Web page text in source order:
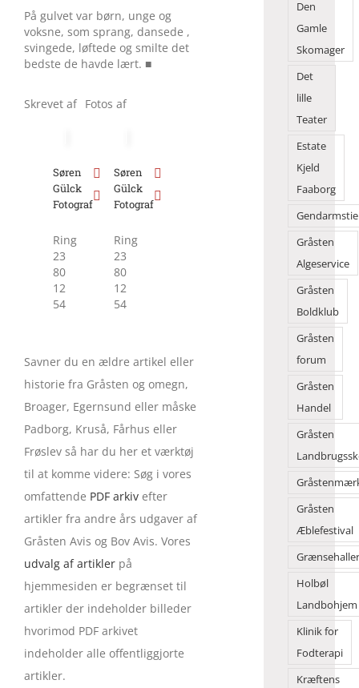
På gulvet var børn, unge og
voksne, som sprang, dansede ,
svingede, løftede og smilte det
bedste de havde lært. ■
Skrevet af
Søren
Gülck
Fotograf
Ring
23
80
12
54
Fotos af
Søren
Gülck
Fotograf
Ring
23
80
12
54
Savner du en ældre artikel eller
historie fra Gråsten og omegn,
Broager, Egernsund eller måske
Padborg, Kruså, Fårhus eller
Frøslev så har du her et værktøj
til at komme videre: Søg i vores
omfattende PDF arkiv efter
artikler fra andre års udgaver af
Gråsten Avis og Bov Avis. Vores
udvalg af artiklerpå
hjemmesiden er begrænset til
artikler der indeholder billeder
hvorimod PDF arkivet
indeholder alle offentliggjorte
artikler.
Den
Gamle
Skomager
Det
lille
Teater
Estate
Kjeld
Faaborg
Gråsten
Algeservice
Gråsten
Boldklub
Gråsten
forum
Gråsten
Handel
Gråsten
Gråsten
Æblefestival
Holbøl
Landbohjem
Klinik for
Fodterapi
Kræftens